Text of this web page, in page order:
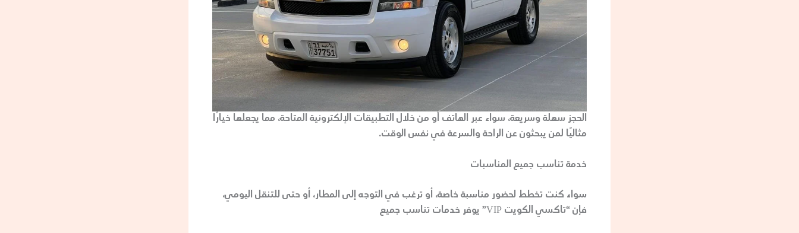
الحجز سهلة وسريعة، سواء عبر الهاتف أو من خلال التطبيقات الإلكترونية المتاحة، مما يجعلها خيارًا
مثاليًا لمن يبحثون عن الراحة والسرعة في نفس الوقت.
خدمة تناسب جميع المناسبات
سواء كنت تخطط لحضور مناسبة خاصة، أو ترغب في التوجه إلى المطار، أو حتى للتنقل اليومي،
فإن “تاكسي الكويت VIP” يوفر خدمات تناسب جميع